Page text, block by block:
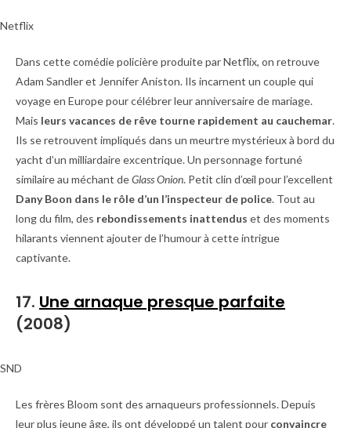
Netflix
Dans cette comédie policière produite par Netflix, on retrouve
Adam Sandler et Jennifer Aniston. Ils incarnent un couple qui
voyage en Europe pour célébrer leur anniversaire de mariage.
Mais leurs vacances de rêve tourne rapidement au cauchemar.
Ils se retrouvent impliqués dans un meurtre mystérieux à bord du
yacht d’un milliardaire excentrique. Un personnage fortuné
similaire au méchant deGlass Onion. Petit clin d’œil pour l’excellent
Dany Boon dans le rôle d’un l’inspecteur de police. Tout au
long du film, des rebondissements inattendus et des moments
hilarants viennent ajouter de l’humour à cette intrigue
captivante.
17. Une arnaque presque parfaite
(2008)
SND
Les frères Bloom sont des arnaqueurs professionnels. Depuis
leur plus jeune âge, ils ont développé un talent pour convaincre